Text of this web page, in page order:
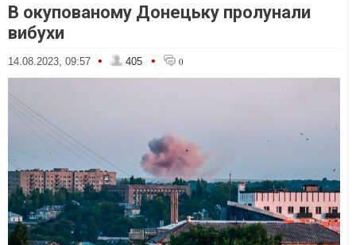
В окупованому Донецьку пролунали
вибухи
14.08.2023, 09:57 • 405 • 0